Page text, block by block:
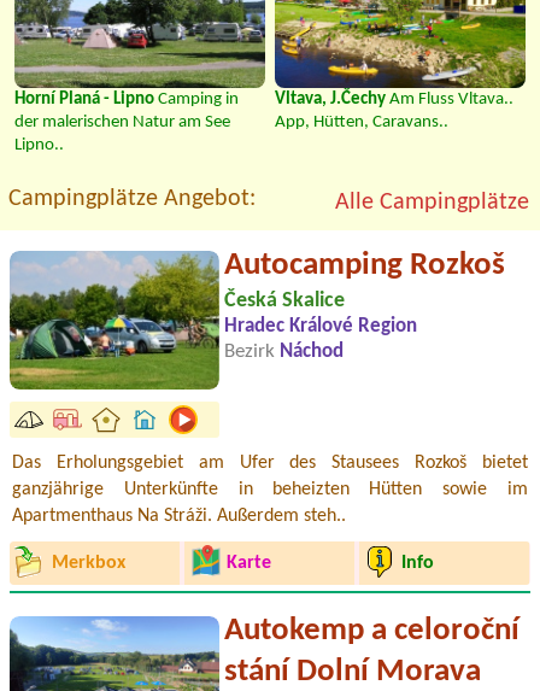
Horní Planá - Lipno Camping in
der malerischen Natur am See
Lipno..
Vltava, J.Čechy Am Fluss Vltava..
App, Hütten, Caravans..
Campingplätze Angebot: Alle Campingplätze
Autocamping Rozkoš
Česká Skalice
Hradec Králové Region
Bezirk Náchod
Das Erholungsgebiet am Ufer des Stausees Rozkoš bietet
ganzjährige Unterkünfte in beheizten Hütten sowie im
Apartmenthaus Na Stráži. Außerdem steh..
Merkbox Karte Info
Autokemp a celoroční
stání Dolní Morava